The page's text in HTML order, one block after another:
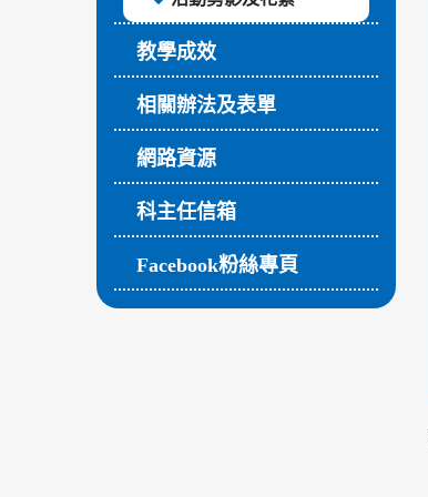
教學成效
相關辦法及表單
網路資源
科主任信箱
Facebook粉絲專頁